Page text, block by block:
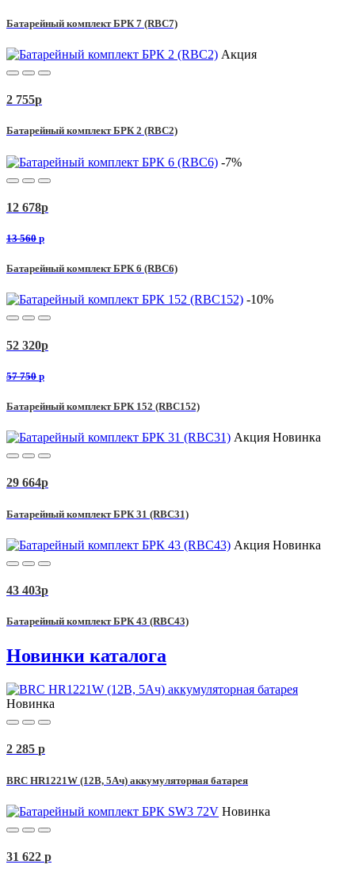
Батарейный комплект БРК 7 (RBC7)
Акция
2 755p
Батарейный комплект БРК 2 (RBC2)
-7%
12 678p
13 560 p
Батарейный комплект БРК 6 (RBC6)
-10%
52 320p
57 750 p
Батарейный комплект БРК 152 (RBC152)
Акция Новинка
29 664p
Батарейный комплект БРК 31 (RBC31)
Акция Новинка
43 403p
Батарейный комплект БРК 43 (RBC43)
Новинки каталога
Новинка
2 285 p
BRC HR1221W (12В, 5Ач) аккумуляторная батарея
Новинка
31 622 p